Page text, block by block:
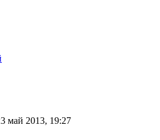
май 2013, 19:27